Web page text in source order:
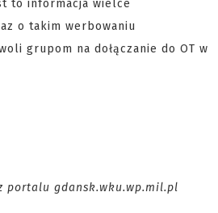
to informacja wielce
o takim werbowaniu
grupom na dołączanie do OT w
portalu gdansk.wku.wp.mil.pl